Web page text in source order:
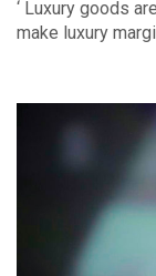
‘ Luxury goods
make luxury